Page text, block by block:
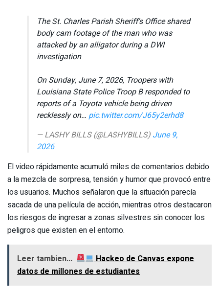
The St. Charles Parish Sheriff's Office shared
body cam footage of the man who was
attacked by an alligator during a DWI
investigation
On Sunday, June 7, 2026, Troopers with
Louisiana State Police Troop B responded to
reports of a Toyota vehicle being driven
recklessly on… pic.twitter.com/J65y2erhd8
— LASHY BILLS (@LASHYBILLS) June 9,
2026
El video rápidamente acumuló miles de comentarios debido
a la mezcla de sorpresa, tensión y humor que provocó entre
los usuarios. Muchos señalaron que la situación parecía
sacada de una película de acción, mientras otros destacaron
los riesgos de ingresar a zonas silvestres sin conocer los
peligros que existen en el entorno.
Leer tambien...
Hackeo de Canvas expone
datos de millones de estudiantes